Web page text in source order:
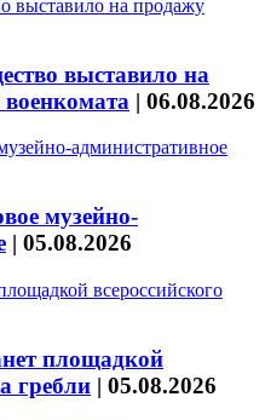
выставило на
| 06.08.2026
музейно-
| 05.08.2026
площадкой
гребли | 05.08.2026